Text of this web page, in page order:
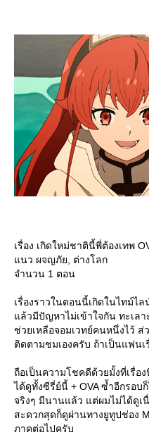
เรื่อง เกิดใหม่ชาตินี้พี่ต้องเทพ
นว ผจญภัย, ต่างโลก
จำนวน 1 ตอน
เรื่องราวในตอนนี้เกิดในไทม์ไล
ล้วมีปัญหาไม่เข้าใจกัน ทะเลา
ช่วยเหลือจอมเวทย์คนหนึ่งไว้ ส่
ติดตามชมเองครับ ถ้าเป็นแฟน
ถือเป็นความโชคดีด้วยมั้งที่เรื่อ
ได้ดูทั้งซีรี่ย์นี้ + OVA ซ้ำอีกรอบ
จริงๆ มีนานแล้ว แต่ผมไม่ได้ดูเ
สะดวกสุดก็ดูผ่านทางยูทูปช่อง
ภาคต่อไปครับ